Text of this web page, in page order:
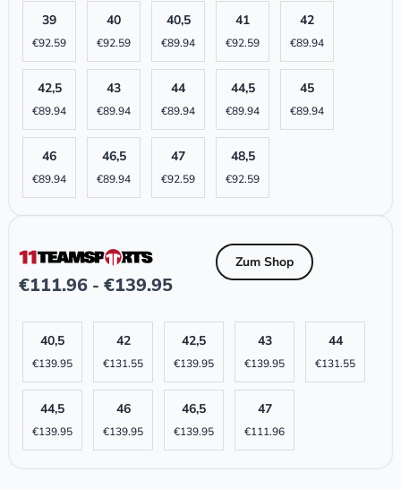
39
€92.59
40
€92.59
40,5
€89.94
41
€92.59
42
€89.94
42,5
€89.94
43
€89.94
44
€89.94
44,5
€89.94
45
€89.94
46
€89.94
46,5
€89.94
47
€92.59
48,5
€92.59
€111.96 - €139.95
Zum Shop
40,5
€139.95
42
€131.55
42,5
€139.95
43
€139.95
44
€131.55
44,5
€139.95
46
€139.95
46,5
€139.95
47
€111.96